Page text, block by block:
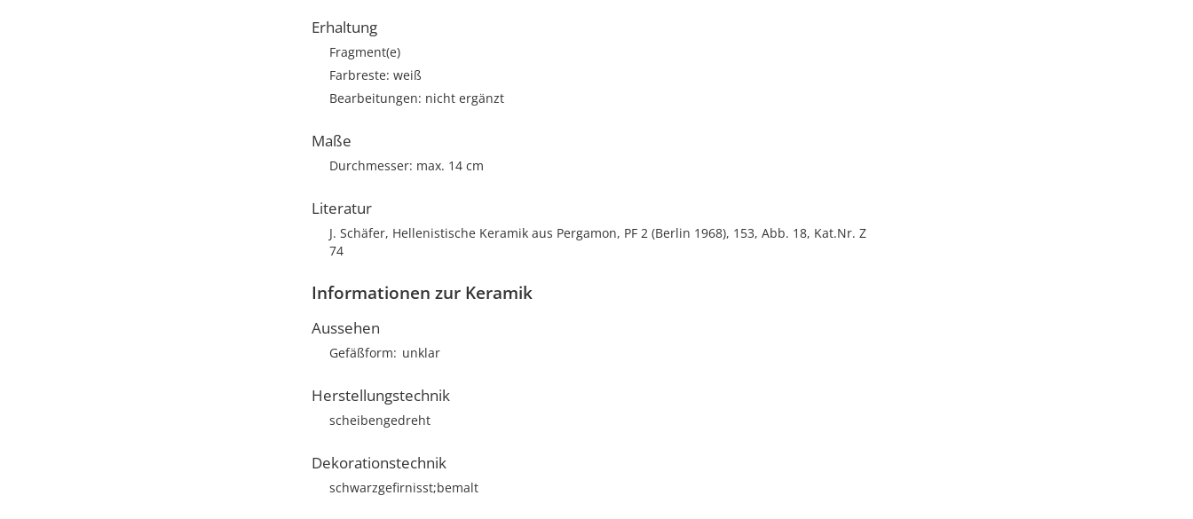
Erhaltung
Fragment(e)
Farbreste: weiß
Bearbeitungen: nicht ergänzt
Maße
Durchmesser: max. 14 cm
Literatur
J. Schäfer, Hellenistische Keramik aus Pergamon, PF 2 (Berlin 1968), 153, Abb. 18, Kat.Nr. Z
74
Informationen zur Keramik
Aussehen
Gefäßform unklar
Herstellungstechnik
scheibengedreht
Dekorationstechnik
schwarzgefirnisst;bemalt